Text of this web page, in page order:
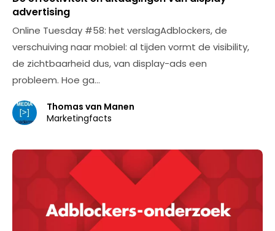
advertising
Online Tuesday #58: het verslagAdblockers, de
verschuiving naar mobiel: al tijden vormt de visibility,
de zichtbaarheid dus, van display-ads een
probleem. Hoe ga…
Thomas van Manen
Marketingfacts